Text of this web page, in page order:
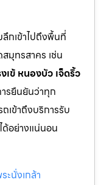
กเข้าไปถึงพื้นที่
มุทรสาคร เช่น
ข้ หนองบัว เจ็ดริ้ว
ารยืนยันว่าทุก
เข้าถึงบริการรับ
ด้อย่างแน่นอน
นั่งเกล้า